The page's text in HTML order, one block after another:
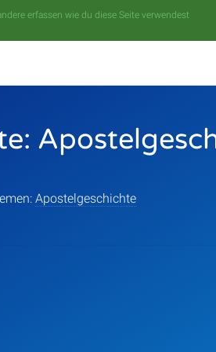
erfassen wie du diese Seite verwendest
Apostelgeschichte